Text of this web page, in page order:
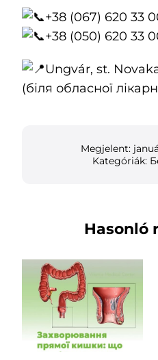
+38 (067) 620 33
+38 (050) 620 33
Ungvár, st.
(біля обласної
Megjelent:
Kategóriák:
Hasonló